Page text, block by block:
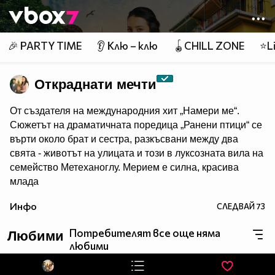
Member of
👾
🎉 PARTY TIME 👂 Клю – клю 🪀CHILL ZONE
Откраднати мечти
От създателя на международния хит „Намери ме“.
Сюжетът на драматичната поредица „Ранени птици“ се
върти около брат и сестра, разкъсвани между два
свята - животът на улицата и този в луксозната вила на
семейство Метеханоглу. Мерием е силна, красива
млада
отглеждането на своя „малък брат“ Йомер. Тя е решена
им пастрок Дурмуш и работи ден и нощ, за да го
постигне. Опитите им да създадат нов живот в
Истанбул поставя началото на верига от събития,
Инфо СЛЕДВАЙ73
Любими Потребителят все още няма
любими